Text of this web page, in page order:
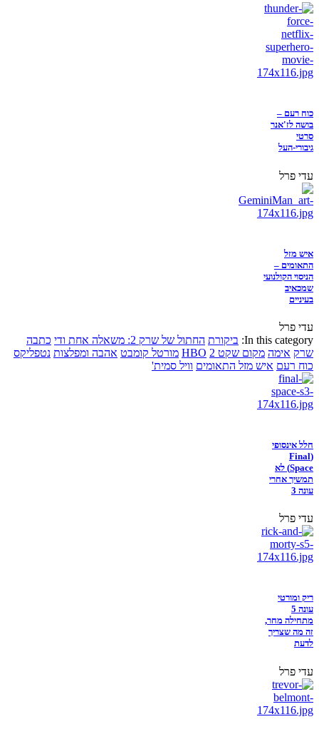
כוח רעם –
בושה לז'אנר
סרטי
גיבורי-העל
עדי פרל
איש מזל
התאומים –
הניסוי הקולנועי
שמכאיב
בעיניים
עדי פרל
In this category: ביקורת החתול של שרק 2: משאלה אחת ודי
כתבה
שרק אימה מקום שקט 2 HBO מורטל קומבט אהבה ומפלצות נטפליקס
כוח רעם איש מזל התאומים וויל סמית'
חלל אינסופי
(Final
Space) לא
תמשיך אחרי
עונה 3
עדי פרל
ריק ומורטי
עונה 5
מתחילה מחר,
זה מה שצריך
לדעת
עדי פרל